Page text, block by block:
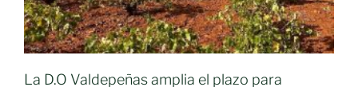
La D.O Valdepeñas amplia el plazo para